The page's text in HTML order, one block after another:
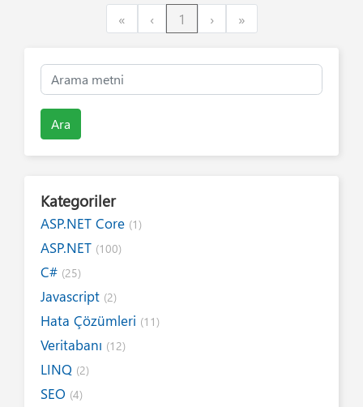
«First ‹Previous
1 ›Next»Last
Ara
Kategoriler
ASP.NET Core (1)
ASP.NET (100)
C# (25)
Javascript (2)
Hata Çözümleri (11)
Veritabanı (12)
LINQ (2)
SEO (4)